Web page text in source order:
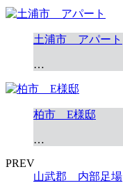
土浦市 アパート
…
柏市 E様邸
…
PREV
山武郡 内部足場